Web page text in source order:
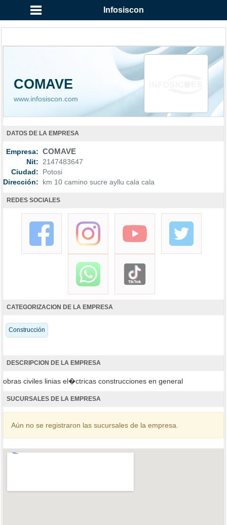
Infosiscon
COMAVE
www.infosiscon.com
DATOS DE LA EMPRESA
Empresa: COMAVE
Nit: 2147483647
Ciudad: Potosi
Dirección: km 10 camino sucre ayllu cala cala
REDES SOCIALES
CATEGORIZACION DE LA EMPRESA
Construcción
DESCRIPCION DE LA EMPRESA
obras civiles linias el�ctricas construcciones en general
SUCURSALES DE LA EMPRESA
Aún no se registraron las sucursales de la empresa.